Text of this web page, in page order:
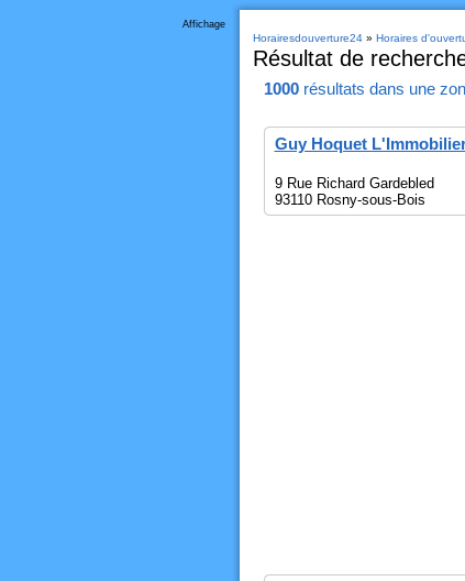
Affichage
Horairesdouverture24» Horaires
Résultat de
1000résultats dans une
Guy Hoquet
9 Rue Richard Gardebled
93110 Rosny-sous-Bois